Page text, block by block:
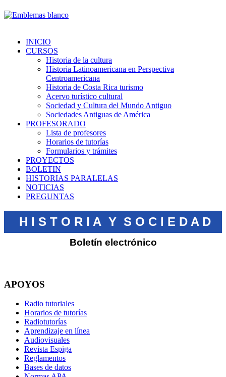
INICIO
CURSOS
Historia de la cultura
Historia Latinoamericana en Perspectiva
Centroamericana
Historia de Costa Rica turismo
Acervo turístico cultural
Sociedad y Cultura del Mundo Antiguo
Sociedades Antiguas de América
PROFESORADO
Lista de profesores
Horarios de tutorías
Formularios y trámites
PROYECTOS
BOLETIN
HISTORIAS PARALELAS
NOTICIAS
PREGUNTAS
H I S T O R I A Y S O C I E D A D
Boletín electrónico
APOYOS
Radio tutoriales
Horarios de tutorías
Radiotutorías
Aprendizaje en línea
Audiovisuales
Revista Espiga
Reglamentos
Bases de datos